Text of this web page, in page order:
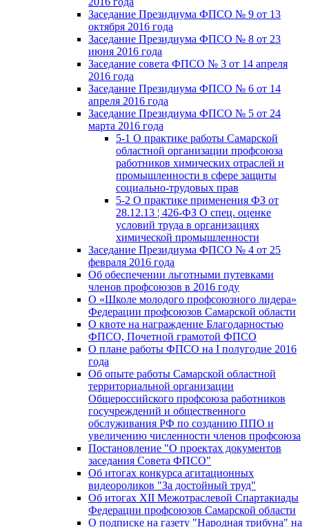
Заседание Президиума ФПСО № 9 от 13
октября 2016 года
Заседание Президиума ФПСО № 8 от 23
июня 2016 года
Заседание совета ФПСО № 3 от 14 апреля
2016 года
Заседание Президиума ФПСО № 6 от 14
апреля 2016 года
Заседание Президиума ФПСО № 5 от 24
марта 2016 года
5-1 О практике работы Самарской
областной организации профсоюза
работников химических отраслей и
промышленности в сфере защиты
социально-трудовых прав
5-2 О практике применения ФЗ от
28.12.13 ¦ 426-ФЗ О спец. оценке
условий труда в организациях
химической промышленности
Заседание Президиума ФПСО № 4 от 25
февраля 2016 года
Об обеспечении льготными путевками
членов профсоюзов в 2016 году
О «Школе молодого профсоюзного лидера»
Федерации профсоюзов Самарской области
О квоте на награждение Благодарностью
ФПСО, Почетной грамотой ФПСО
О плане работы ФПСО на I полугодие 2016
года
Об опыте работы Самарской областной
территориальной организации
Общероссийского профсоюза работников
госучреждений и общественного
обслуживания РФ по созданию ППО и
увеличению численности членов профсоюза
Постановление "О проектах документов
заседания Совета ФПСО"
Об итогах конкурса агитационных
видеороликов "За достойный труд"
Об итогах XII Межотраслевой Спартакиады
Федерации профсоюзов Самарской области
О подписке на газету "Народная трибуна" на